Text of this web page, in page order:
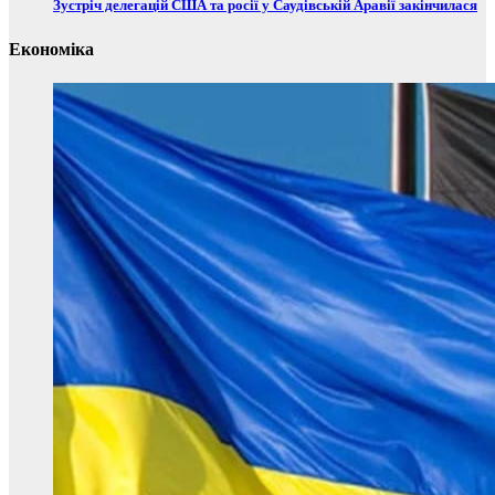
Зустріч делегацій США та росії у Саудівській Аравії закінчилася
Економіка